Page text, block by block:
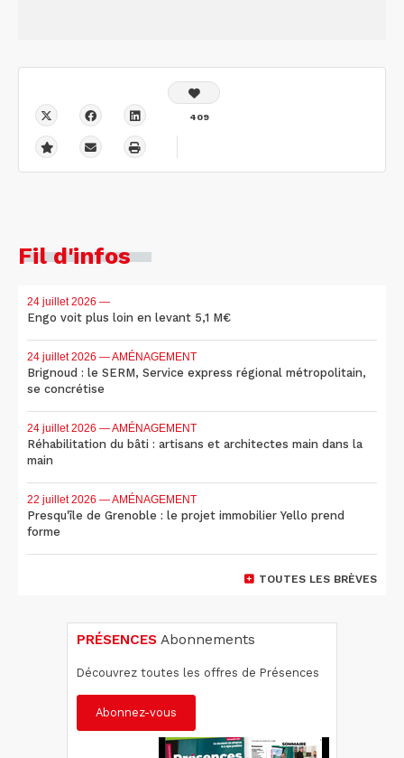
409
Fil d'infos
24 juillet 2026 —
Engo voit plus loin en levant 5,1 M€
24 juillet 2026 — AMÉNAGEMENT
Brignoud : le SERM, Service express régional métropolitain,
se concrétise
24 juillet 2026 — AMÉNAGEMENT
Réhabilitation du bâti : artisans et architectes main dans la
main
22 juillet 2026 — AMÉNAGEMENT
Presqu'île de Grenoble : le projet immobilier Yello prend
forme
TOUTES LES BRÈVES
PRÉSENCES Abonnements
Découvrez toutes les offres de Présences
Abonnez-vous